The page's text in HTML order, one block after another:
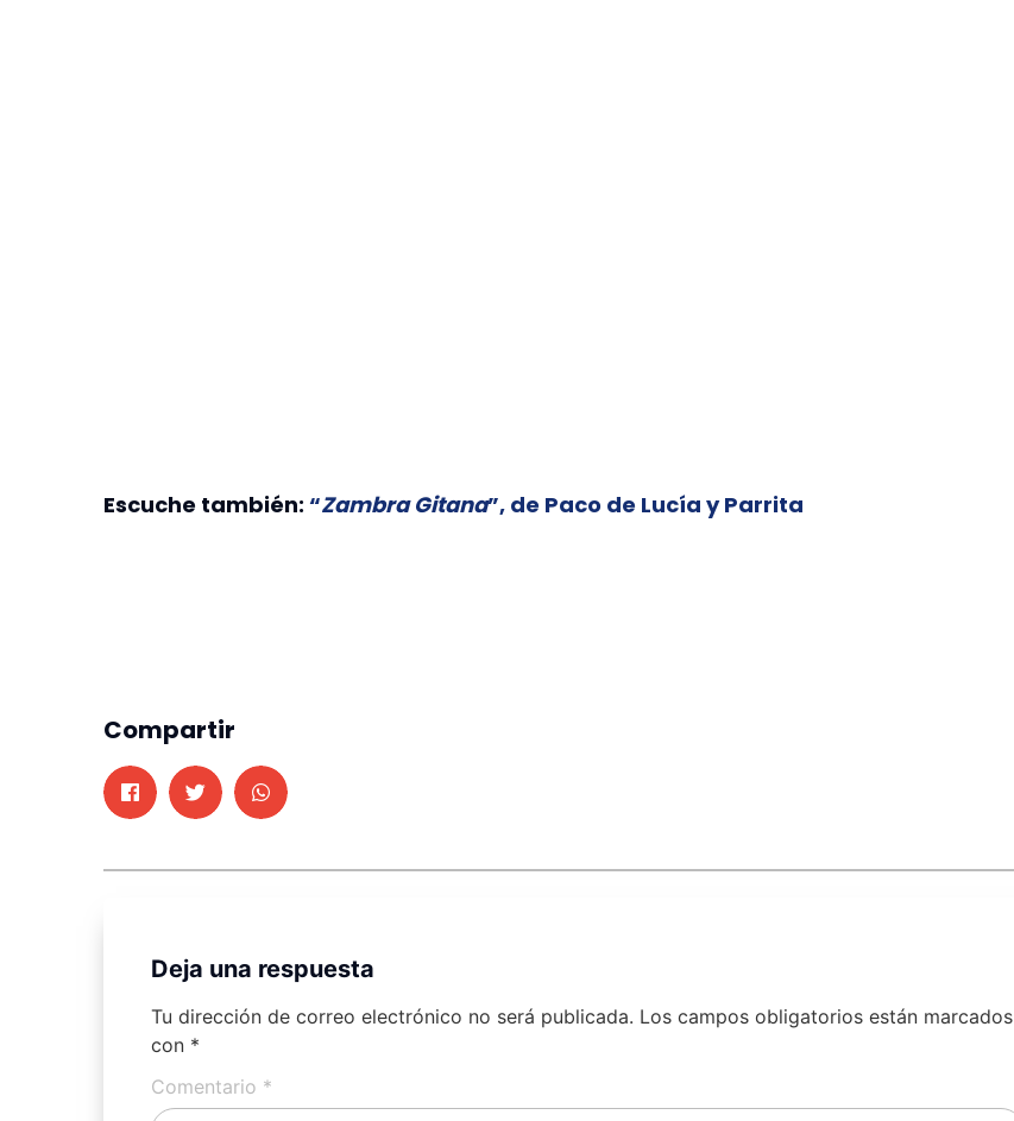
Escuche también: “Zambra Gitana”, de Paco de Lucía y Parrita
Compartir
Deja una respuesta
Tu dirección de correo electrónico no será publicada. Los campos obligatorios están marcados
con *
Comentario *